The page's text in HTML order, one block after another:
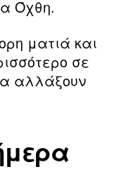
Όχθη.
ματιά και
σε
αλλάξουν